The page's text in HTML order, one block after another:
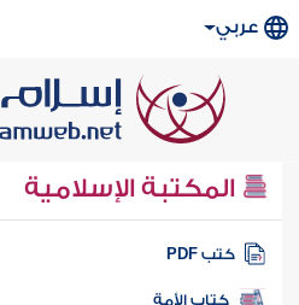
عربي
المكتبة الإسلامية
كتب PDF